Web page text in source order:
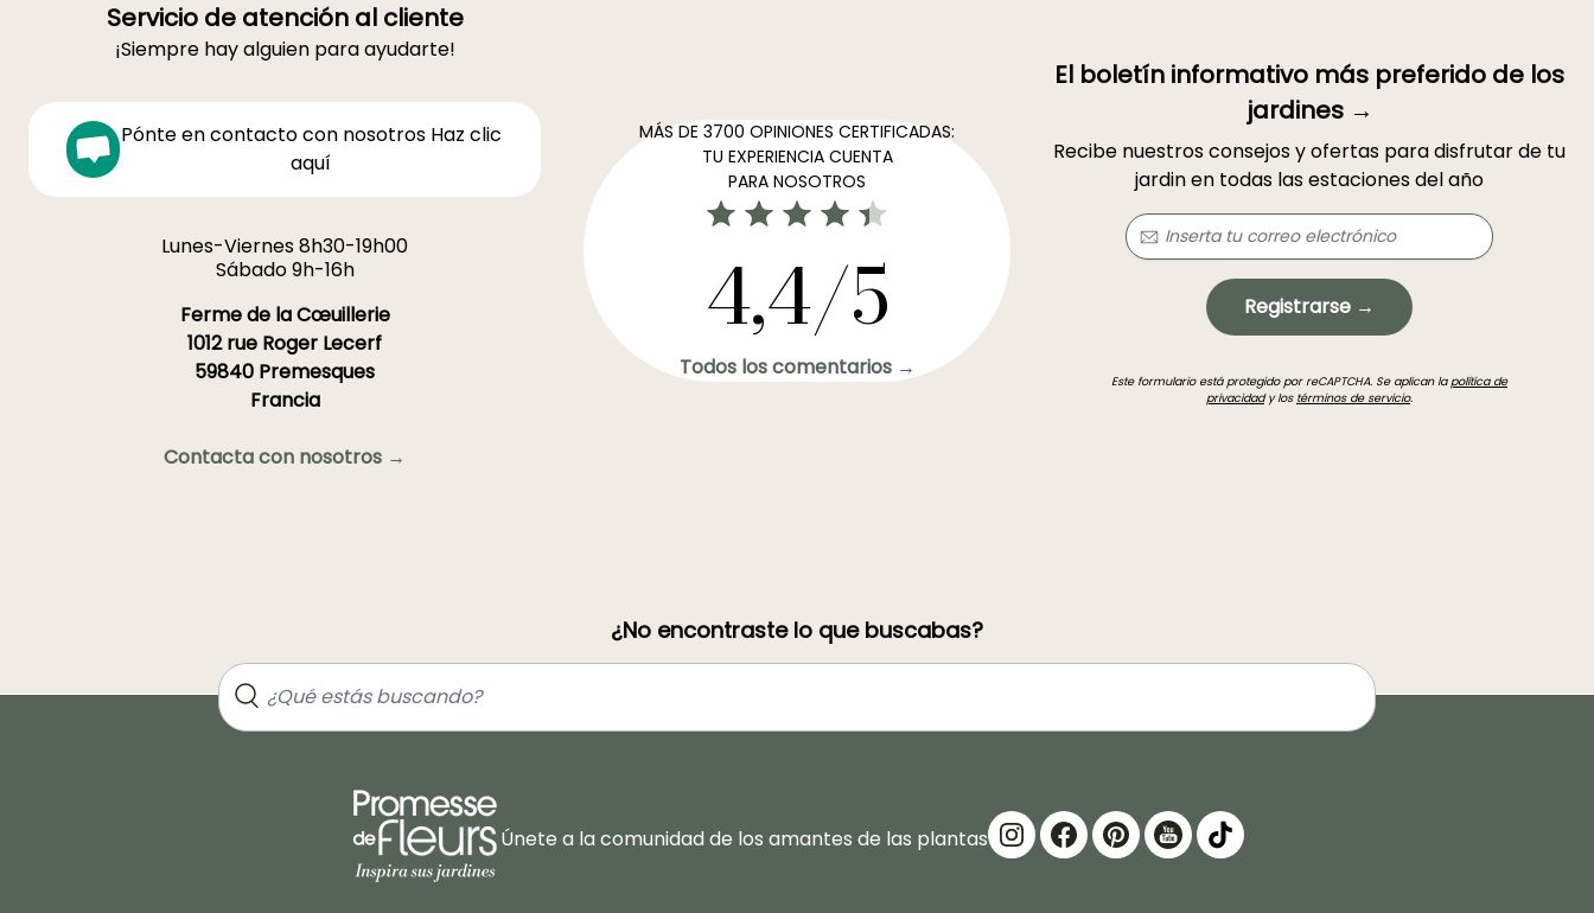
Servicio de atención al cliente
¡Siempre hay alguien para ayudarte!
Pónte en contacto con nosotros Haz clic
aquí
Lunes-Viernes 8h30-19h00
Sábado 9h-16h
Ferme de la Cœuillerie
1012 rue Roger Lecerf
59840 Premesques
Francia
Contacta con nosotros →
MÁS DE 3700 OPINIONES CERTIFICADAS:
TU EXPERIENCIA CUENTA
PARA NOSOTROS
4,4/5
Todos los comentarios →
El boletín informativo más preferido de los
jardines →
Recibe nuestros consejos y ofertas para disfrutar de tu
jardin en todas las estaciones del año
Registrarse →
Este formulario está protegido por reCAPTCHA. Se aplican lapolítica de
privacidady los términos de servicio.
¿No encontraste lo que buscabas?
Únete a la comunidad de los amantes de las plantas